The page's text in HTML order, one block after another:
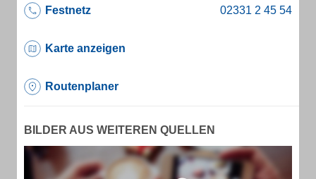
Festnetz
Karte anzeigen
Routenplaner
BILDER AUS WEITEREN QUELLEN